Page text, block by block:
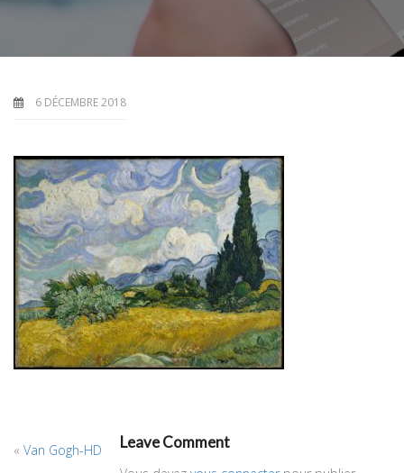
6 DÉCEMBRE 2018
« Van Gogh-HD Leave Comment